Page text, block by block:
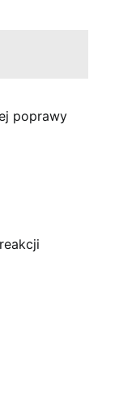
poprawy